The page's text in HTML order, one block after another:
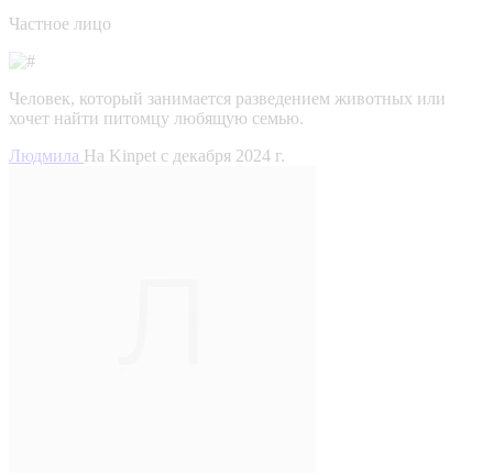
Частное лицо
Человек, который занимается разведением животных или
хочет найти питомцу любящую семью.
Людмила На Kinpet c декабря 2024 г.